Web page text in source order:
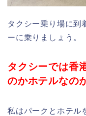
タクシー乗り場に到
ーに乗りましょう。
タクシーでは香
のかホテルなの
私はパークとホテル